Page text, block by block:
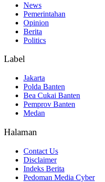
News
Pemerintahan
Opinion
Berita
Politics
Label
Jakarta
Polda Banten
Bea Cukai Banten
Pemprov Banten
Medan
Halaman
Contact Us
Disclaimer
Indeks Berita
Pedoman Media Cyber